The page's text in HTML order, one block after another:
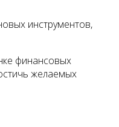
инструментов,
финансовых
желаемых